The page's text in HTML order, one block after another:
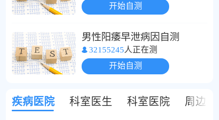
开始自测
男性阳痿早泄病因自测
32155245人正在测
开始自测
疾病医院 科室医生 科室医院 周边